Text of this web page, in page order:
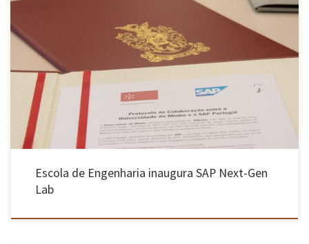
A Universidade do Minho inaugurou, a 24 de outubro, o laboratório SAP Next-Gen
LAB@UMinho, no Campus de Azurém, em Guimarães. A nova plataforma vai permitir aos
estudantes das áreas de Tecnologias e Sistemas de Informação a exploração de soluções
transversais a todos os setores de mercado, combinando aplicações de negócio, […]
Escola de Engenharia inaugura SAP Next-Gen
Lab